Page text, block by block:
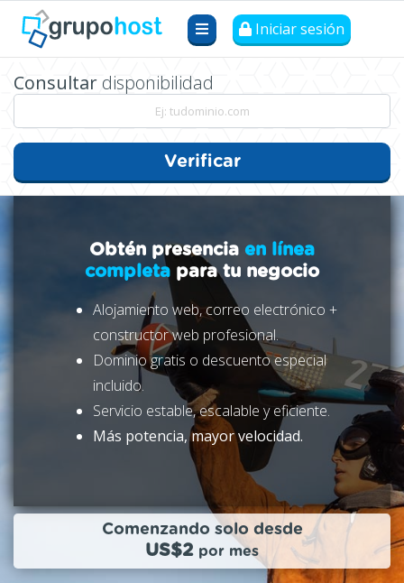
Iniciar sesión
Consultar disponibilidad
Verificar
Obtén presencia en línea
completa para tu negocio
Alojamiento web, correo electrónico +
constructor web profesional.
Dominio gratis o descuento especial
incluido.
Servicio estable, escalable y eficiente.
Más potencia, mayor velocidad.
Comenzando solo desde
US$2 por mes